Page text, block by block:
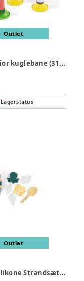
Outlet
Migoga Junior kuglebane (31 dele)
Lagerstatus
Outlet
Filibabba Silikone Strandsæt - Konfetti